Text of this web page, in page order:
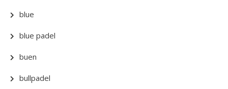
blue
blue padel
buen
bullpadel